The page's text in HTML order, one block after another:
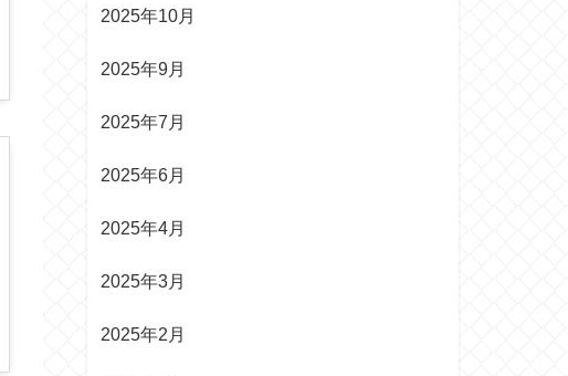
2025年10月
2025年9月
2025年7月
2025年6月
2025年4月
2025年3月
2025年2月